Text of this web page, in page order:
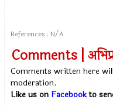
References : N/A
Comments |
Comments written here
moderation.
Like us on Facebookto